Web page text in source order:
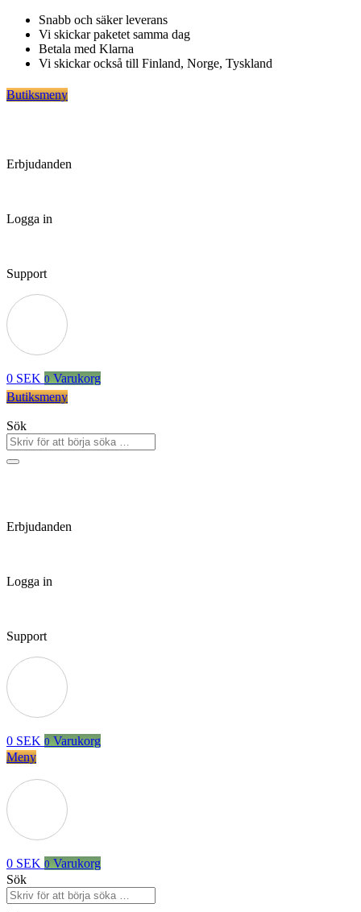
Hoppa
innehåll
Snabb och säker leverans
Vi skickar paketet samma dag
Betala med Klarna
Vi skickar också till Finland, Norge, Tyskland
Butiksmeny
Erbjudanden
Logga in
Support
0 SEK 0 Varukorg
Butiksmeny
Sök
Erbjudanden
Logga in
Support
0 SEK 0 Varukorg
Meny
0 SEK 0 Varukorg
Sök